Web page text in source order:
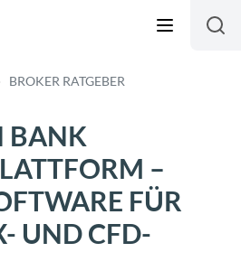
BROKER RATGEBER
BANK
–
FÜR
UND CFD-